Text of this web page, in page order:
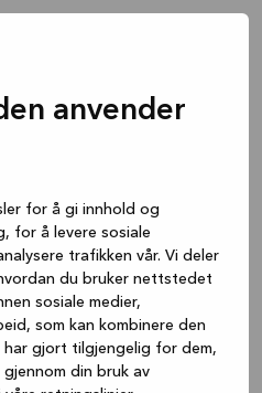
anvender
for å gi innhold og
for å levere sosiale
trafikken vår. Vi deler
du bruker nettstedet
sosiale medier,
som kan kombinere den
har gjort tilgjengelig for dem,
din bruk av